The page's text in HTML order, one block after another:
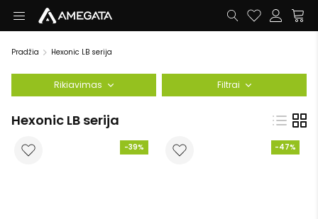
Pradžia Hexonic LB serija
Rikiavimas Filtrai
Hexonic LB serija
-39% -47%